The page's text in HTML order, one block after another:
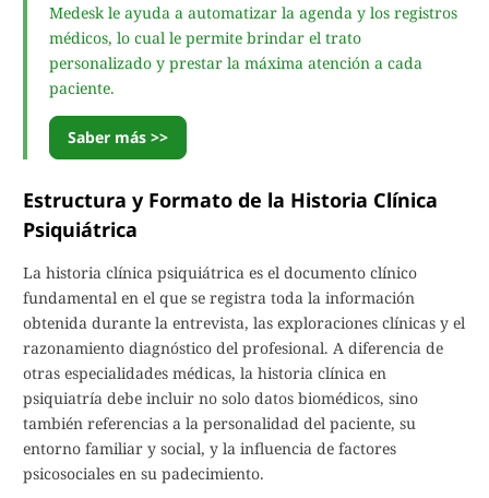
Medesk le ayuda a automatizar la agenda y los registros
médicos, lo cual le permite brindar el trato
personalizado y prestar la máxima atención a cada
paciente.
Saber más >>
Estructura y Formato de la Historia Clínica
Psiquiátrica
La historia clínica psiquiátrica es el documento clínico
fundamental en el que se registra toda la información
obtenida durante la entrevista, las exploraciones clínicas y el
razonamiento diagnóstico del profesional. A diferencia de
otras especialidades médicas, la historia clínica en
psiquiatría debe incluir no solo datos biomédicos, sino
también referencias a la personalidad del paciente, su
entorno familiar y social, y la influencia de factores
psicosociales en su padecimiento.